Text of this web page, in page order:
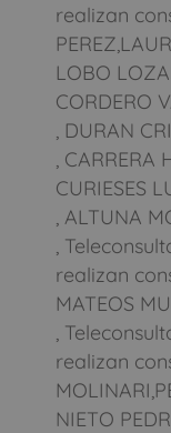
realizan
LOBO
CORDERO
, DURAN
, CARRERA
CURIESES
, ALTUNA
,
realizan
MATEOS
,
realizan
NIETO